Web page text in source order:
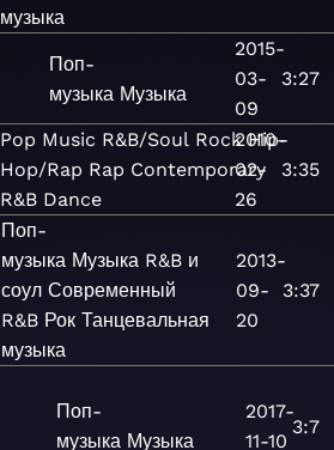
музыка
Поп-
музыка Музыка
2015-
03-
09
3:27
Pop Music R&B/Soul Rock Hip-
Hop/Rap Rap Contemporary
R&B Dance
2010-
02-
26
3:35
Поп-
музыка Музыка R&B и
соул Современный
R&B Рок Танцевальная
музыка
2013-
09-
20
3:37
Поп-
музыка Музыка
2017-
11-10
3:7